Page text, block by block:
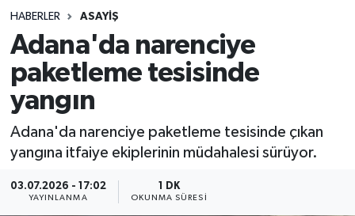
HABERLER ASAYIŞ
Adana'da narenciye
paketleme tesisinde
yangın
Adana'da narenciye paketleme tesisinde çıkan
yangına itfaiye ekiplerinin müdahalesi sürüyor.
03.07.2026 - 17:02
YAYINLANMA
1 DK
OKUNMA SÜRESI
Spor
Teknoloji
Yaşam